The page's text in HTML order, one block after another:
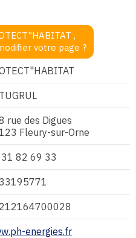
rue des Digues
Fleury-sur-Orne
82 69 33
energies.fr
,
votre page ?